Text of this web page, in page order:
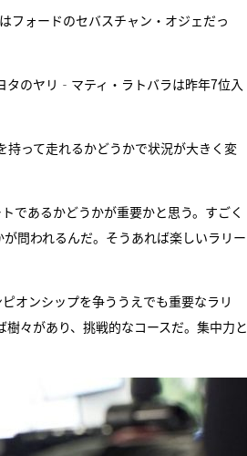
フォードのセバスチャン・オジェだっ
タのヤリ‐マティ・ラトバラは昨年7位入
持って走れるかどうかで状況が大きく変
であるかどうかが重要かと思う。すごく
問われるんだ。そうあれば楽しいラリー
オンシップを争ううえでも重要なラリ
々があり、挑戦的なコースだ。集中力と